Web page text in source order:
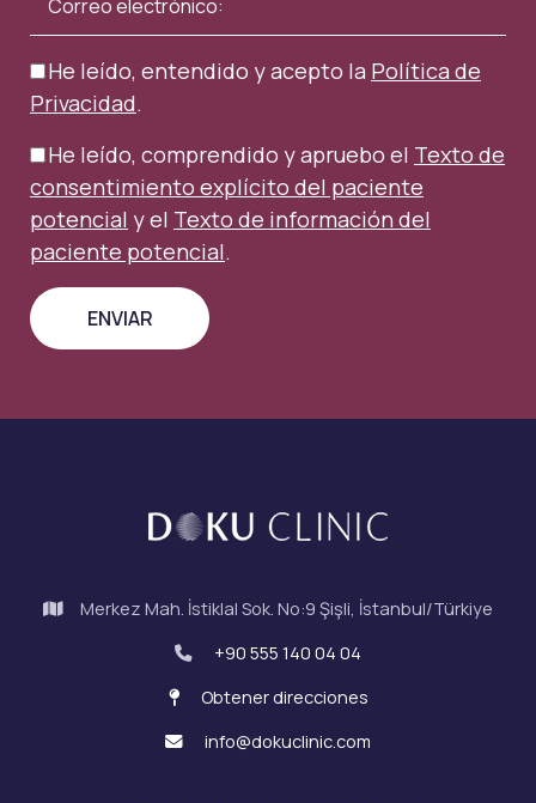
He leído, entendido y acepto la Política de
Privacidad.
He leído, comprendido y apruebo el Texto de
consentimiento explícito del paciente
potencial y el Texto de información del
paciente potencial.
Merkez Mah. İstiklal Sok. No:9 Şişli, İstanbul/Türkiye
+90 555 140 04 04
Obtener direcciones
info@dokuclinic.com